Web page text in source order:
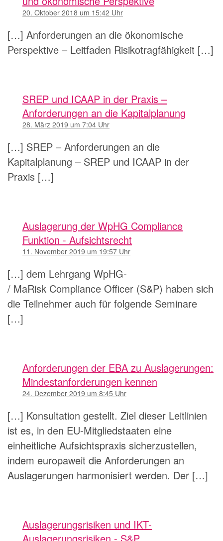
20. Oktober 2018 um 15:42 Uhr
[…] Anforderungen an die ökonomische
Perspektive – Leitfaden Risikotragfähigkeit […]
SREP und ICAAP in der Praxis –
Anforderungen an die Kapitalplanung
28. März 2019 um 7:04 Uhr
[…] SREP – Anforderungen an die
Kapitalplanung – SREP und ICAAP in der
Praxis […]
Auslagerung der WpHG Compliance
Funktion - Aufsichtsrecht
11. November 2019 um 19:57 Uhr
[…] dem Lehrgang WpHG-
/ MaRisk Compliance Officer (S&P) haben sich
die Teilnehmer auch für folgende Seminare
[…]
Anforderungen der EBA zu Auslagerungen:
Mindestanforderungen kennen
24. Dezember 2019 um 8:45 Uhr
[…] Konsultation gestellt. Ziel dieser Leitlinien
ist es, in den EU-Mitgliedstaaten eine
einheitliche Aufsichtspraxis sicherzustellen,
indem europaweit die Anforderungen an
Auslagerungen harmonisiert werden. Der […]
Auslagerungsrisiken und IKT-
Auslagerungsrisiken - S&P